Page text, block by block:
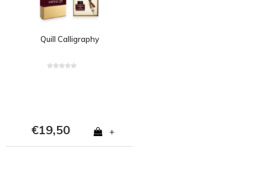
Quill Calligraphy
€19,50 +